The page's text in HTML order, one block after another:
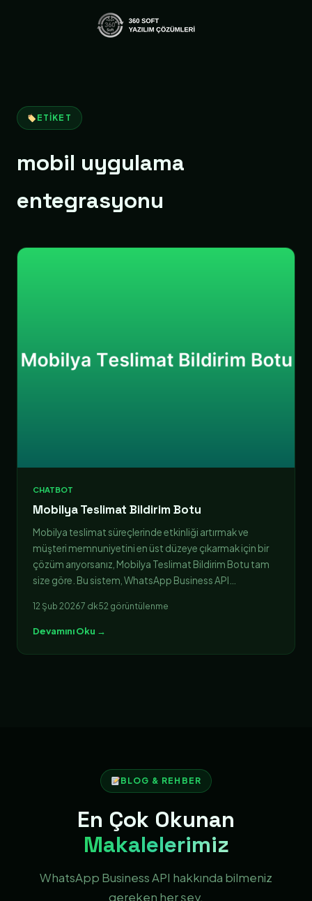
ETIKET
mobil uygulama
entegrasyonu
CHATBOT
Mobilya Teslimat Bildirim Botu
Mobilya teslimat süreçlerinde etkinliği artırmak ve
müşteri memnuniyetini en üst düzeye çıkarmak için bir
çözüm arıyorsanız, Mobilya Teslimat Bildirim Botu tam
size göre. Bu sistem, WhatsApp Business API…
12 Şub 20267 dk52 görüntülenme
Devamını Oku →
BLOG & REHBER
En Çok Okunan
Makalelerimiz
WhatsApp Business API hakkında bilmeniz
gereken her şey.